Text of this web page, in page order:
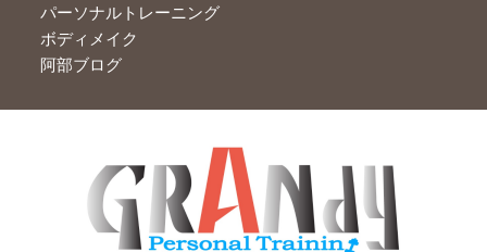
パーソナルトレーニング
ボディメイク
阿部ブログ